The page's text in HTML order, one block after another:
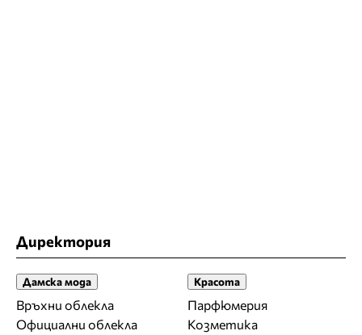
Директория
Дамска мода
Връхни облекла
Официални облекла
Красота
Парфюмерия
Козметика